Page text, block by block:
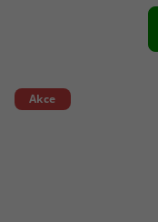
Akce